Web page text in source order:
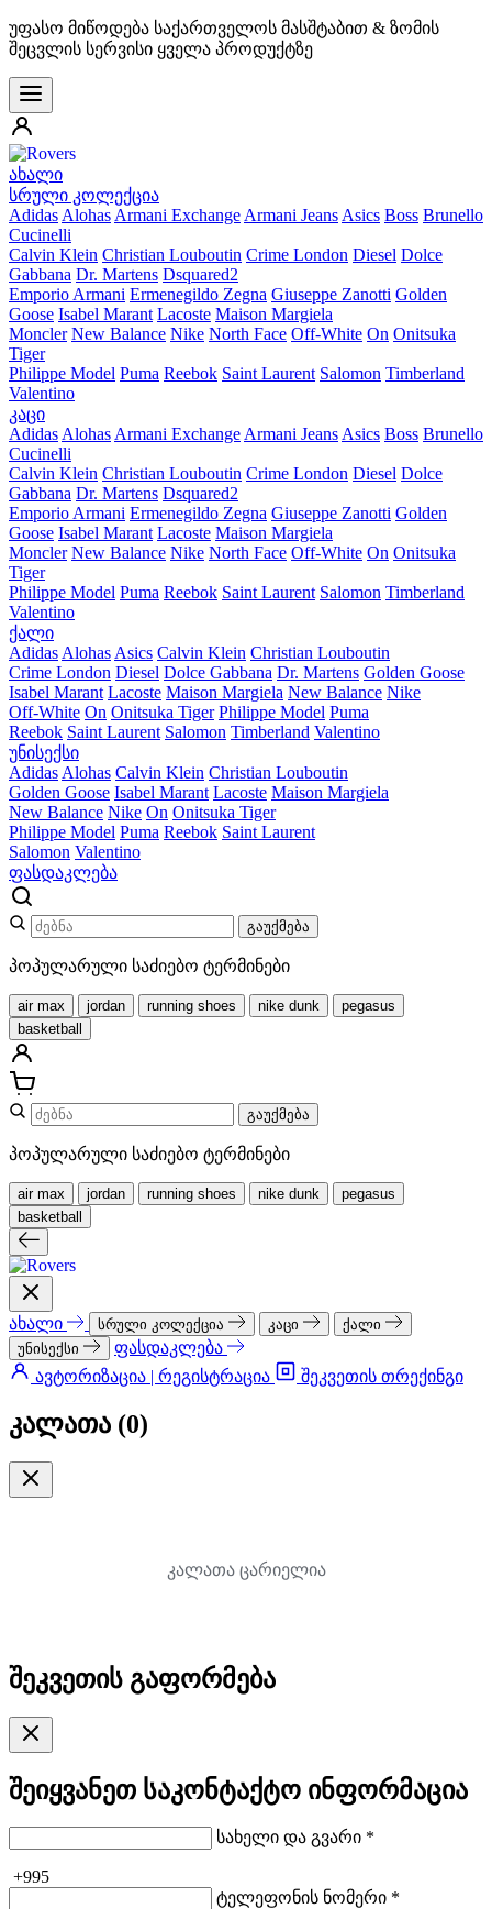
უფასო მიწოდება საქართველოს მასშტაბით & ზომის
შეცვლის სერვისი ყველა პროდუქტზე
ახალი
სრული კოლექცია
Adidas Alohas Armani Exchange Armani Jeans Asics Boss Brunello
Cucinelli
Calvin Klein Christian Louboutin Crime London Diesel Dolce
Gabbana Dr. Martens Dsquared2
Emporio Armani Ermenegildo Zegna Giuseppe Zanotti Golden
Goose Isabel Marant Lacoste Maison Margiela
Moncler New Balance Nike North Face Off-White On Onitsuka
Tiger
Philippe Model Puma Reebok Saint Laurent Salomon Timberland
Valentino
კაცი
Adidas Alohas Armani Exchange Armani Jeans Asics Boss Brunello
Cucinelli
Calvin Klein Christian Louboutin Crime London Diesel Dolce
Gabbana Dr. Martens Dsquared2
Emporio Armani Ermenegildo Zegna Giuseppe Zanotti Golden
Goose Isabel Marant Lacoste Maison Margiela
Moncler New Balance Nike North Face Off-White On Onitsuka
Tiger
Philippe Model Puma Reebok Saint Laurent Salomon Timberland
Valentino
ქალი
Adidas Alohas Asics Calvin Klein Christian Louboutin
Crime London Diesel Dolce Gabbana Dr. Martens Golden Goose
Isabel Marant Lacoste Maison Margiela New Balance Nike
Off-White On Onitsuka Tiger Philippe Model Puma
Reebok Saint Laurent Salomon Timberland Valentino
უნისექსი
Adidas Alohas Calvin Klein Christian Louboutin
Golden Goose Isabel Marant Lacoste Maison Margiela
New Balance Nike On Onitsuka Tiger
Philippe Model Puma Reebok Saint Laurent
Salomon Valentino
ფასდაკლება
გაუქმება
პოპულარული საძიებო ტერმინები
air max jordan running shoes nike dunk
pegasus
basketball
გაუქმება
პოპულარული საძიებო ტერმინები
air max jordan running shoes nike dunk
pegasus
basketball
ახალი სრული კოლექცია კაცი
ქალი
უნისექსი
ფასდაკლება
ავტორიზაცია | რეგისტრაცია
შეკვეთის თრექინგი
კალათა (0)
კალათა ცარიელია
შეკვეთის გაფორმება
შეიყვანეთ საკონტაქტო ინფორმაცია
სახელი და გვარი *
+995
ტელეფონის ნომერი *